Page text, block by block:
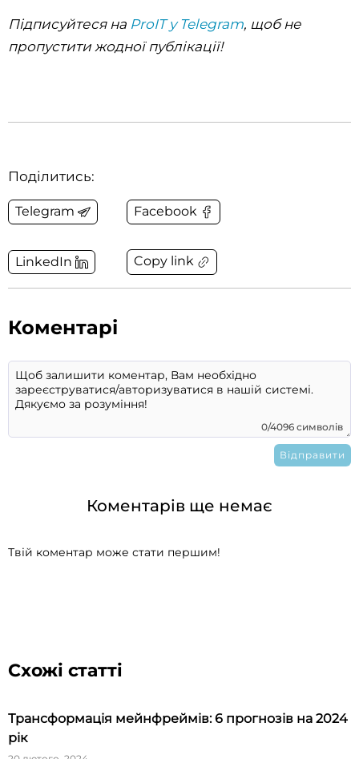
Підписуйтеся на ProIT у Telegram, щоб не
пропустити жодної публікації!
Поділитись:
Telegram Facebook
LinkedIn Copy link
Коментарі
0/4096 символів
Коментарів ще немає
Твій коментар може стати першим!
Схожі статті
Трансформація мейнфреймів: 6 прогнозів на 2024
рік